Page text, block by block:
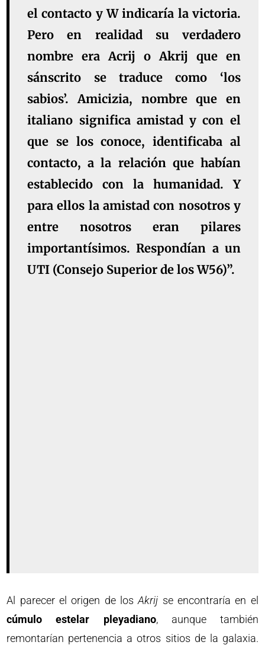
el contacto y W indicaría la victoria.
Pero en realidad su verdadero
nombre era Acrij o Akrij que en
sánscrito se traduce como ‘los
sabios’. Amicizia, nombre que en
italiano significa amistad y con el
que se los conoce, identificaba al
contacto, a la relación que habían
establecido con la humanidad. Y
para ellos la amistad con nosotros y
entre nosotros eran pilares
importantísimos. Respondían a un
UTI (Consejo Superior de los W56)”.
Al parecer el origen de losAkrij se encontraría en el
cúmulo estelar pleyadiano, aunque también
remontarían pertenencia a otros sitios de la galaxia.